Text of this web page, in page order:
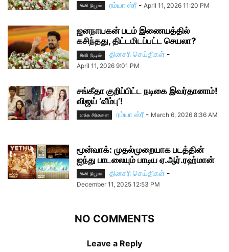
சினி நியூஸ் ரம்யா ஸ்ரீ - April 11, 2026 11:20 PM
ஜனநாயகன் படம் இணையத்தில்
கசிந்தது, திட்டமிடப்பட்ட செயலா?
சினி நியூஸ் தினசரி செய்திகள் -
April 11, 2026 9:01 PM
சங்கீதா குறிப்பிட்ட நடிகை இவர்தானாம்!
விஜய் ‘வீம்பு’!
உரத்த சிந்தனை ரம்யா ஸ்ரீ - March 6, 2026 8:36 AM
மூன்வாக்: முதல்முறையாக படத்தின்
ஐந்து பாடலையும் பாடிய ஏ.ஆர்.ரஹ்மான்
சினி நியூஸ் தினசரி செய்திகள் -
December 11, 2025 12:53 PM
NO COMMENTS
Leave a Reply